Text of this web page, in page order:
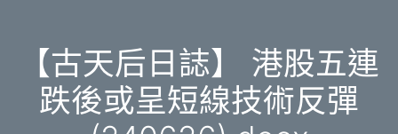
【古天后日誌】 港股五連
跌後或呈短線技術反彈